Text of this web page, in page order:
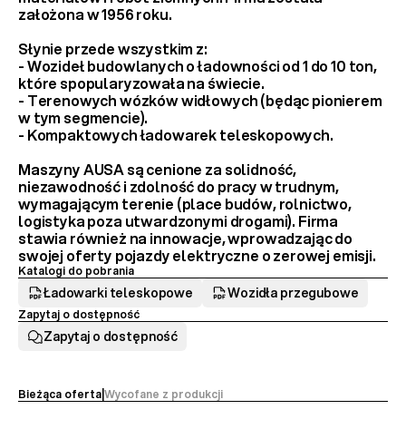
założona w 1956 roku.
Słynie przede wszystkim z:
- Wozideł budowlanych o ładowności od 1 do 10 ton,
które spopularyzowała na świecie.
- Terenowych wózków widłowych (będąc pionierem
w tym segmencie).
- Kompaktowych ładowarek teleskopowych.
Maszyny AUSA są cenione za solidność,
niezawodność i zdolność do pracy w trudnym,
wymagającym terenie (place budów, rolnictwo,
logistyka poza utwardzonymi drogami). Firma
stawia również na innowacje, wprowadzając do
swojej oferty pojazdy elektryczne o zerowej emisji.
Katalogi do pobrania
Ładowarki teleskopowe Wozidła przegubowe
Zapytaj o dostępność
Zapytaj o dostępność
Bieżąca ofertaWycofane z produkcji
l